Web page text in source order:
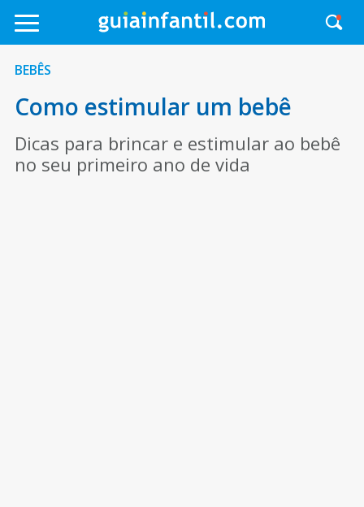
BEBÊS
Como estimular um bebê
Dicas para brincar e estimular ao bebê
no seu primeiro ano de vida